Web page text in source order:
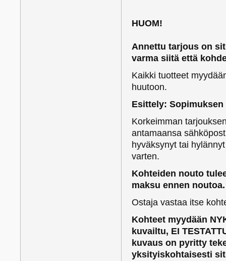
HUOM!
Annettu tarjous on
varma siitä että
Kaikki tuotteet
huutoon.
Esittely: Sopimuksen
Korkeimman
antamaansa
hyväksynyt tai
varten.
Kohteiden nouto
maksu ennen noutoa.
Ostaja vastaa itse
Kohteet myydään
kuvailtu, EI
kuvaus on pyritty
yksityiskohtaisesti